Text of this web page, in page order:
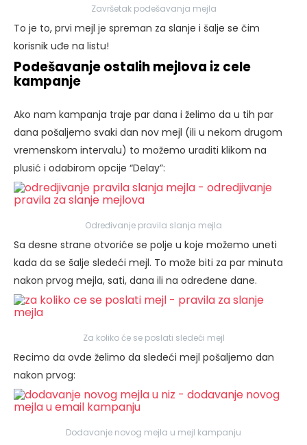
Završetak podešavanja mejla
To je to, prvi mejl je spreman za slanje i šalje se čim
korisnik uđe na listu!
Podešavanje ostalih mejlova iz cele
kampanje
Ako nam kampanja traje par dana i želimo da u tih par
dana pošaljemo svaki dan nov mejl (ili u nekom drugom
vremenskom intervalu) to možemo uraditi klikom na
plusić i odabirom opcije “Delay”:
Određivanje pravila slanja mejla
Sa desne strane otvoriće se polje u koje možemo uneti
kada da se šalje sledeći mejl. To može biti za par minuta
nakon prvog mejla, sati, dana ili na određene dane.
Za koliko će se poslati sledeći mejl
Recimo da ovde želimo da sledeći mejl pošaljemo dan
nakon prvog:
Dodavanje novog mejla u mejl kampanju